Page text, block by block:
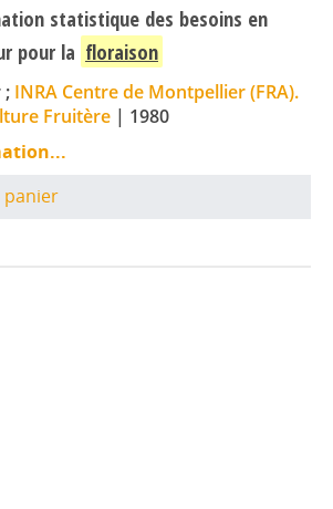
statistique des besoins en
pour la floraison
; INRA Centre de Montpellier (FRA).
Fruitère | 1980
panier